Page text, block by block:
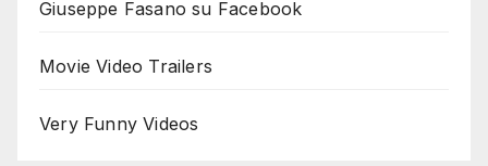
Giuseppe Fasano su Facebook
Movie Video Trailers
Very Funny Videos